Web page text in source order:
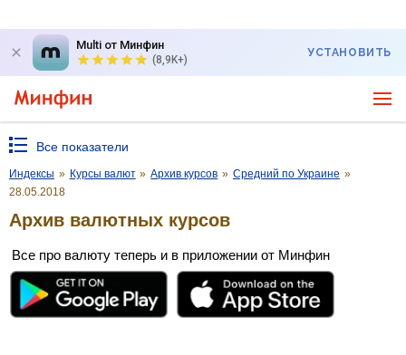
Multi от Минфин
(8,9K+)
УСТАНОВИТЬ
Все показатели
Индексы » Курсы валют » Архив курсов » Средний по Украине »
28.05.2018
Архив валютных курсов
Все про валюту теперь и в приложении от Минфин